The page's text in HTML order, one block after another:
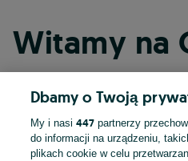
Witamy na
Kontynuuj
Kontynuuj
Dbamy o Twoją
My i nasi447 partnerzy
do informacji na urządzeniu,
plikach cookie w celu